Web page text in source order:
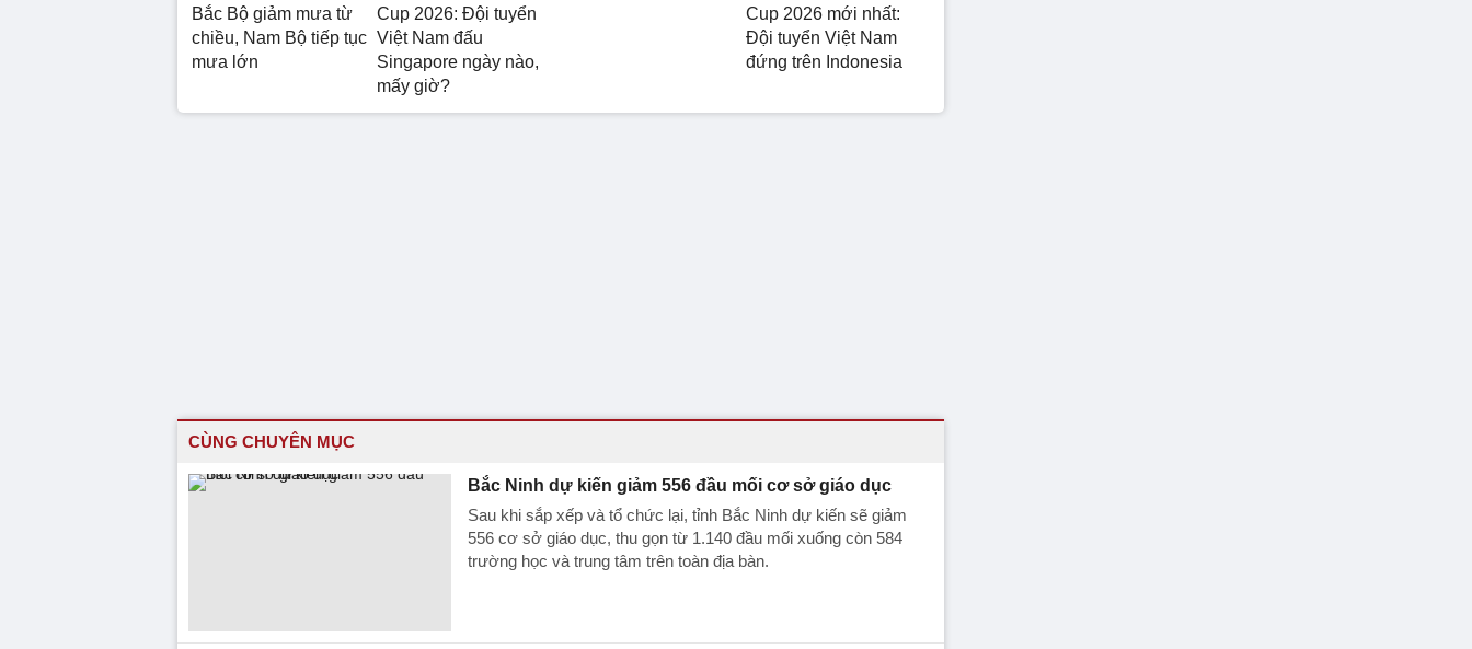
Bắc Bộ giảm mưa từ
chiều, Nam Bộ tiếp tục
mưa lớn
Cup 2026: Đội tuyển
Việt Nam đấu
Singapore ngày nào,
mấy giờ?
Cup 2026 mới nhất:
Đội tuyển Việt Nam
đứng trên Indonesia
CÙNG CHUYÊN MỤC
Bắc Ninh dự kiến giảm 556 đầu mối cơ sở giáo dục
Sau khi sắp xếp và tổ chức lại, tỉnh Bắc Ninh dự kiến sẽ giảm
556 cơ sở giáo dục, thu gọn từ 1.140 đầu mối xuống còn 584
trường học và trung tâm trên toàn địa bàn.